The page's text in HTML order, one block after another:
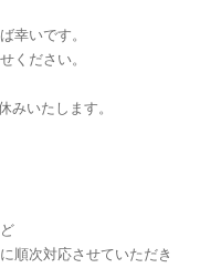
幸いです。
ください。
みいたします。
順次対応させていただき